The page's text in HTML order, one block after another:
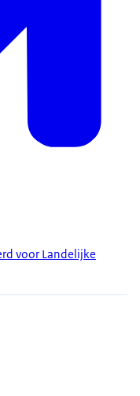
voor Landelijke